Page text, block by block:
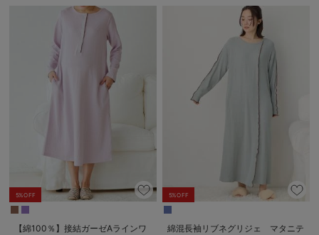
5%OFF
【綿100％】接結ガーゼAラインワ
5%OFF
綿混長袖リブネグリジェ マタニテ